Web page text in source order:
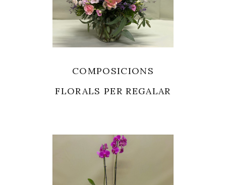
COMPOSICIONS
FLORALS PER REGALAR